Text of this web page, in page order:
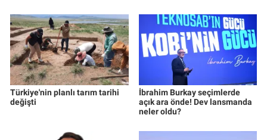
Türkiye'nin planlı tarım tarihi
değişti
İbrahim Burkay seçimlerde
açık ara önde! Dev lansmanda
neler oldu?